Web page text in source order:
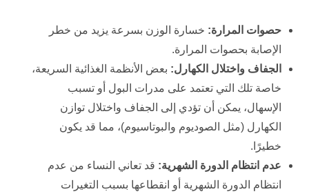
حصوات المرارة: خسارة الوزن بسرعة يزيد من خطر
الإصابة بحصوات المرارة.
الجفاف واختلال الكهارل: بعض الأنظمة الغذائية السريعة،
خاصة تلك التي تعتمد على مدرات البول أو تسبب
الإسهال، يمكن أن تؤدي إلى الجفاف واختلال توازن
الكهارل (مثل الصوديوم والبوتاسيوم)، مما قد يكون
خطيرًا.
عدم انتظام الدورة الشهرية: قد تعاني النساء من عدم
انتظام الدورة الشهرية أو انقطاعها بسبب التغيرات